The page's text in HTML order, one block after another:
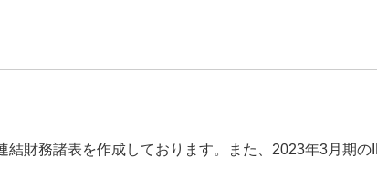
財務諸表を作成しております。また、2023年3月期の